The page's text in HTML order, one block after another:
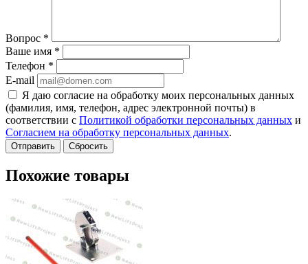
Вопрос *
Ваше имя *
Телефон *
E-mail
Я даю согласие на обработку моих персональных данных
(фамилия, имя, телефон, адрес электронной почты) в
соответствии с Политикой обработки персональных данных и
Согласием на обработку персональных данных.
Сбросить
Похожие товары